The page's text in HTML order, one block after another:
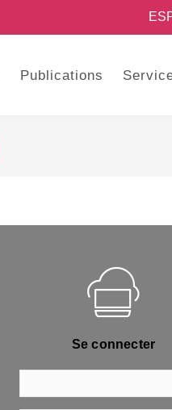
Publications
Se connecter